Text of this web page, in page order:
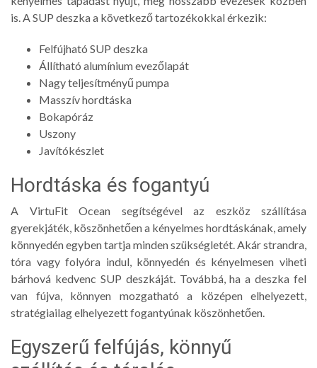
is. A SUP deszka a következő tartozékokkal érkezik:
Felfújható SUP deszka
Állítható alumínium evezőlapát
Nagy teljesítményű pumpa
Masszív hordtáska
Bokapóráz
Uszony
Javítókészlet
Hordtáska és fogantyú
A VirtuFit Ocean segítségével az eszköz szállítása
gyerekjáték, köszönhetően a kényelmes hordtáskának, amely
könnyedén egyben tartja minden szükségletét. Akár strandra,
tóra vagy folyóra indul, könnyedén és kényelmesen viheti
bárhová kedvenc SUP deszkáját. Továbbá, ha a deszka fel
van fújva, könnyen mozgatható a középen elhelyezett,
stratégiailag elhelyezett fogantyúnak köszönhetően.
Egyszerű felfújás, könnyű